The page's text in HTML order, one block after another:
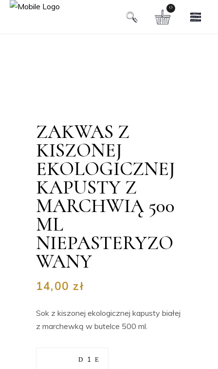
0
ZAKWAS Z
KISZONEJ
EKOLOGICZNEJ
KAPUSTY Z
MARCHWIĄ 500
ML
NIEPASTERYZO
WANY
14,00 zł
Sok z kiszonej ekologicznej kapusty białej
z marchewką w butelce 500 ml.